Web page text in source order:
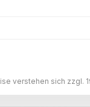
verstehen sich zzgl.